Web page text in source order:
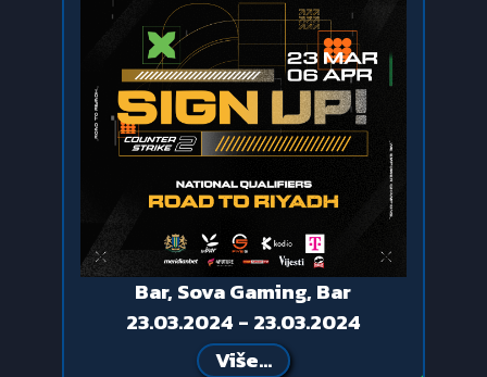
Bar, Sova Gaming, Bar
23.03.2024 - 23.03.2024
Više...